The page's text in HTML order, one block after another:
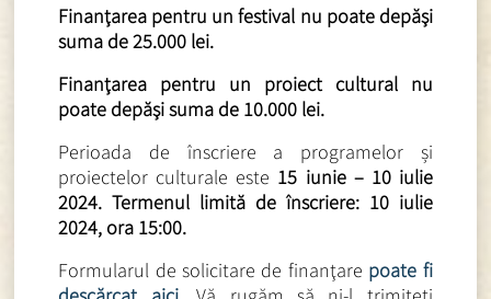
Finanţarea pentru un festival nu poate depăşi
suma de 25.000 lei.
Finanţarea pentru un proiect cultural nu
poate depăşi suma de 10.000 lei.
Perioada de înscriere a programelor și
proiectelor culturale este 15 iunie – 10 iulie
2024. Termenul limită de înscriere: 10 iulie
2024, ora 15:00.
Formularul de solicitare de finanţare poate fi